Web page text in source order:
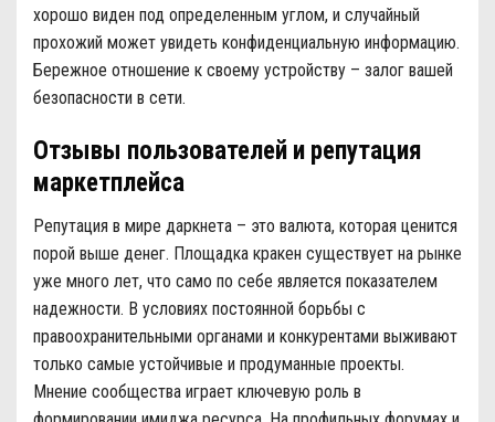
хорошо виден под определенным углом, и случайный
прохожий может увидеть конфиденциальную информацию.
Бережное отношение к своему устройству – залог вашей
безопасности в сети.
Отзывы пользователей и репутация
маркетплейса
Репутация в мире даркнета – это валюта, которая ценится
порой выше денег. Площадка кракен существует на рынке
уже много лет, что само по себе является показателем
надежности. В условиях постоянной борьбы с
правоохранительными органами и конкурентами выживают
только самые устойчивые и продуманные проекты.
Мнение сообщества играет ключевую роль в